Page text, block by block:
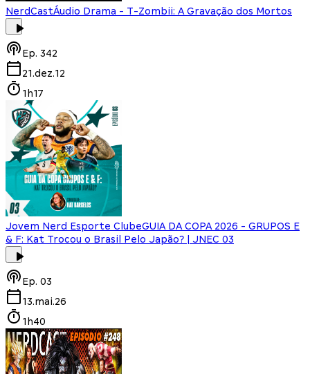
NerdCastÁudio Drama - T-Zombii: A Gravação dos Mortos
Ep. 342
21.dez.12
1h17
Jovem Nerd Esporte ClubeGUIA DA COPA 2026 - GRUPOS E
& F: Kat Trocou o Brasil Pelo Japão? | JNEC 03
Ep. 03
13.mai.26
1h40